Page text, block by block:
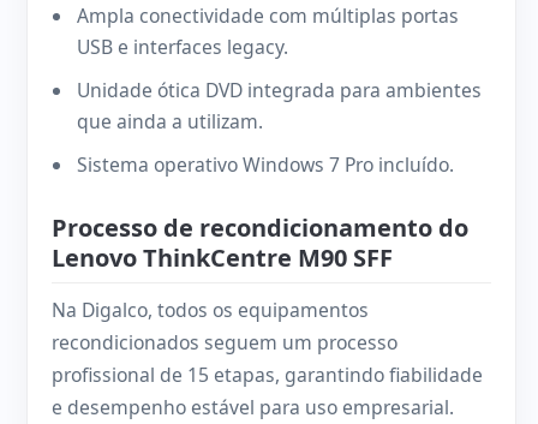
Ampla conectividade com múltiplas portas
USB e interfaces legacy.
Unidade ótica DVD integrada para ambientes
que ainda a utilizam.
Sistema operativo Windows 7 Pro incluído.
Processo de recondicionamento do
Lenovo ThinkCentre M90 SFF
Na Digalco, todos os equipamentos
recondicionados seguem um processo
profissional de 15 etapas, garantindo fiabilidade
e desempenho estável para uso empresarial.